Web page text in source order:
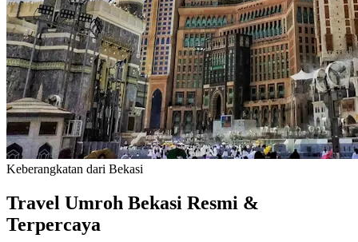
Keberangkatan dari Bekasi
Travel Umroh Bekasi Resmi &
Terpercaya